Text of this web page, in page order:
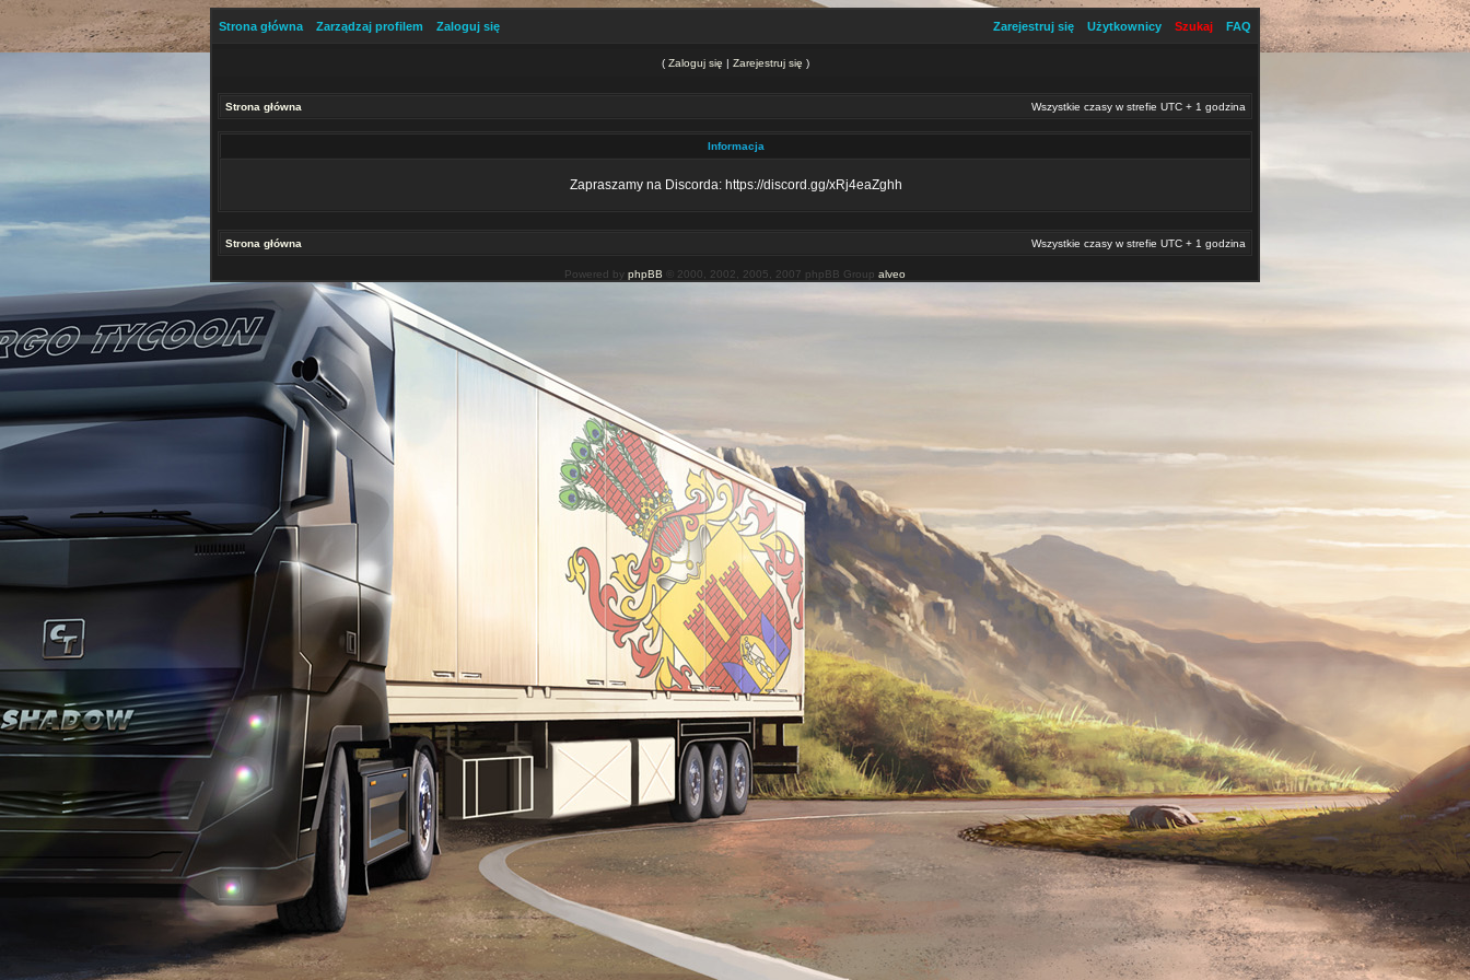
Strona główna Zarządzaj profilem Zaloguj się FAQ
Szukaj
Użytkownicy
Zarejestruj się
( Zaloguj się | Zarejestruj się )
Strona główna Wszystkie czasy w strefie UTC + 1 godzina
Informacja
Zapraszamy na Discorda: https://discord.gg/xRj4eaZghh
Strona główna Wszystkie czasy w strefie UTC + 1 godzina
Powered by phpBB © 2000, 2002, 2005, 2007 phpBB Group alveo